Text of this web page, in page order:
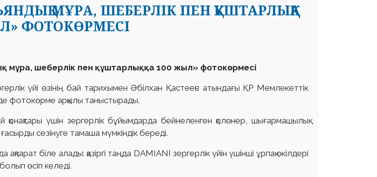
МҰРА, ШЕБЕРЛІК ПЕН ҚҰШТАРЛЫҚҚА
ФОТОКӨРМЕСІ
мұра, шеберлік пен құштарлыққа 100 жыл» фотокөрмесі
үйі өзінің бай тарихымен Әбілхан Қастеев атындағы ҚР Мемлекеттік
фотокөрме арқылы таныстырады.
қонақтары үшін зергерлік бұйымдарда бейнеленген қолөнер, шығармашылық
сезінуге тамаша мүмкіндік береді.
біле алады: қазіргі таңда DAMIANI зергерлік үйін үшінші ұрпақ өкілдері
өсіп келеді.